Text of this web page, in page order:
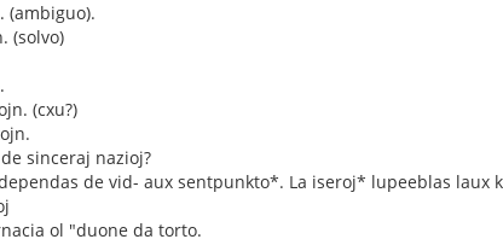
(ambiguo).
(solvo)
(cxu?)
sinceraj nazioj?
de vid- aux sentpunkto*. La iseroj* lupeeblas laux
ol "duone da torto.